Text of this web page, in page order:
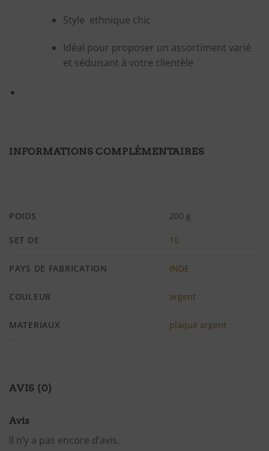
Style ethnique chic
Idéal pour proposer un assortiment varié
et séduisant à votre clientèle
INFORMATIONS COMPLÉMENTAIRES
POIDS 200 g
SET DE 10
PAYS DE FABRICATION INDE
COULEUR argent
MATERIAUX plaqué argent
AVIS (0)
Avis
Il n’y a pas encore d’avis.